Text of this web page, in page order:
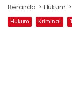
Beranda Hukum
Hukum Kriminal